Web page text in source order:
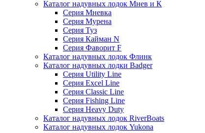
Каталог надувных лодок Мнев и К
Серия Мневка
Серия Мурена
Серия Туз
Серия Кайман N
Серия Фаворит F
Каталог надувных лодок Флинк
Каталог надувных лодки Badger
Серия Utility Line
Серия Excel Line
Серия Classic Line
Серия Fishing Line
Серия Heavy Duty
Каталог надувных лодок RiverBoats
Каталог надувных лодок Yukona